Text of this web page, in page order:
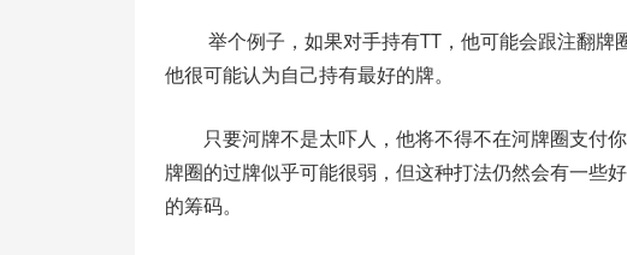
举个例子，如果对手持有TT，他可能会跟注翻牌
他很可能认为自己持有最好的牌。
只要河牌不是太吓人，他将不得不在河牌圈支付
牌圈的过牌似乎可能很弱，但这种打法仍然会有一
的筹码。